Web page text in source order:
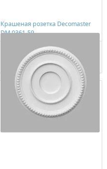
Крашеная розетка Decomaster
DM 0361-59
11946,00 ₽/шт
Купить